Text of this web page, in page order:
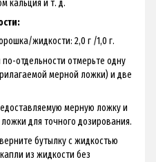
кальция и т. д.
жидкости: 2,0 г /1,0 г.
отдельности отмерьте одну
мерной ложки) и две
мерную ложку и
для точного дозирования.
бутылку с жидкостью
из жидкости без